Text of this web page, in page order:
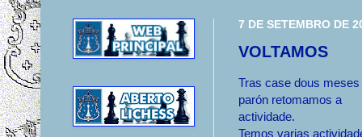
7 DE SETEMBRO DE
VOLTAMOS
Tras case dous meses
parón retomamos a
actividade.
Temos varias